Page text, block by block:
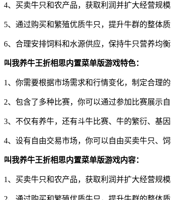
4、买卖牛只和农产品，获取利润并扩大经营规模
5、通过购买和繁殖优质牛只，提升牛群的整体质
6、合理安排饲料和水源供应，保持牛只营养均衡
叫我养牛王折相思内置菜单版游戏特色：
1、你需要根据市场需求和行情变化，制定合理
2、包含了多种比赛，你可以通过参加比赛展示
3、不仅有养牛，还有斗牛比赛、牛的繁衍、基
4、设有自由交易市场，你可以自由买卖牛只、
叫我养牛王折相思内置菜单版游戏内容：
1、买卖牛只和农产品，获取利润并扩大经营规模